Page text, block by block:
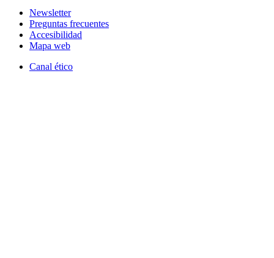
Newsletter
Preguntas frecuentes
Accesibilidad
Mapa web
Canal ético